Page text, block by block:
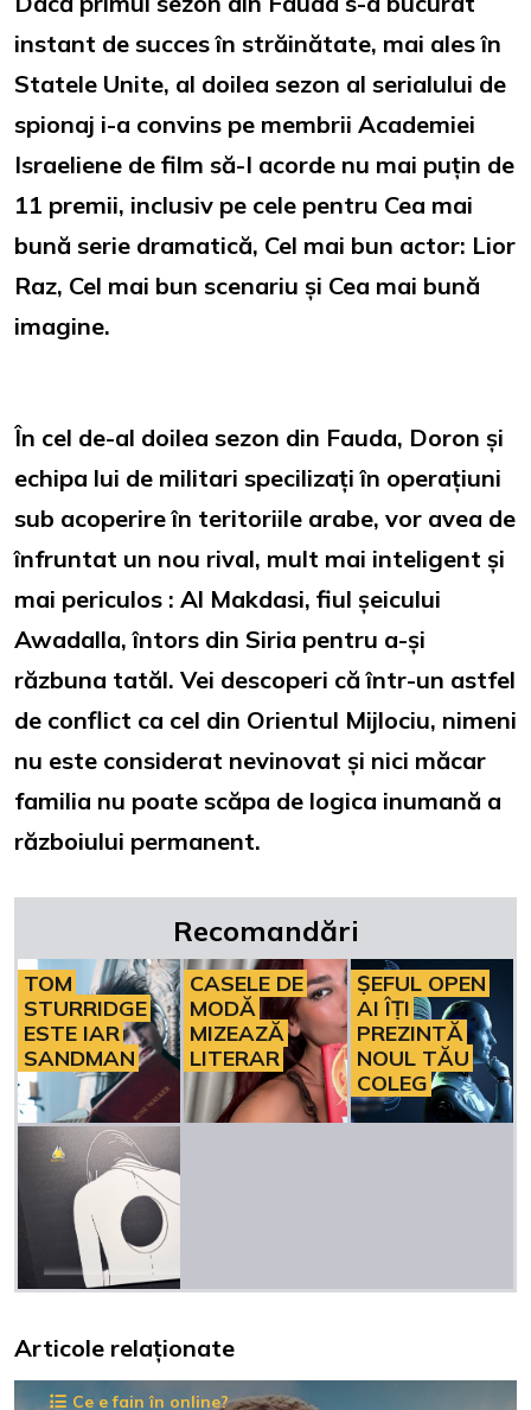
instant de succes în străinătate, mai ales în
Statele Unite, al doilea sezon al serialului de
spionaj i-a convins pe membrii Academiei
Israeliene de film să-I acorde nu mai puțin de
11 premii, inclusiv pe cele pentru Cea mai
bună serie dramatică, Cel mai bun actor: Lior
Raz, Cel mai bun scenariu și Cea mai bună
imagine.
În cel de-al doilea sezon din Fauda, Doron și
echipa lui de militari specilizați în operațiuni
sub acoperire în teritoriile arabe, vor avea de
înfruntat un nou rival, mult mai inteligent și
mai periculos : Al Makdasi, fiul șeicului
Awadalla, întors din Siria pentru a-și
răzbuna tatăl. Vei descoperi că într-un astfel
de conflict ca cel din Orientul Mijlociu, nimeni
nu este considerat nevinovat și nici măcar
familia nu poate scăpa de logica inumană a
războiului permanent.
Recomandări
TOM
STURRIDGE
ESTE IAR
SANDMAN
CASELE DE
MODĂ
MIZEAZĂ
LITERAR
ȘEFUL OPEN
AI ÎȚI
PREZINTĂ
NOUL TĂU
COLEG
Articole relaționate
Ce e fain în online?